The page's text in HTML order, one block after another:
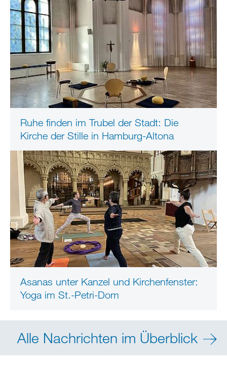
Ruhe finden im Trubel der Stadt: Die
Kirche der Stille in Hamburg-Altona
Asanas unter Kanzel und Kirchenfenster:
Yoga im St.-Petri-Dom
Alle Nachrichten im Überblick